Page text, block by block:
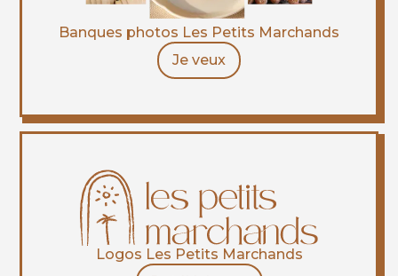
Banques photos Les Petits Marchands
Je veux
Logos Les Petits Marchands